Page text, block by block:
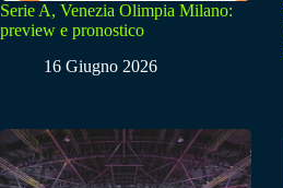
Serie A, Venezia Olimpia Milano:
preview e pronostico
16 Giugno 2026